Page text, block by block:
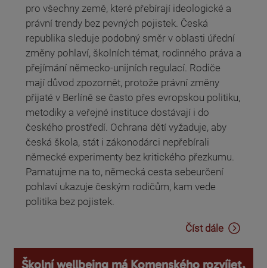
pro všechny země, které přebírají ideologické a
právní trendy bez pevných pojistek. Česká
republika sleduje podobný směr v oblasti úřední
změny pohlaví, školních témat, rodinného práva a
přejímání německo-unijních regulací. Rodiče
mají důvod zpozornět, protože právní změny
přijaté v Berlíně se často přes evropskou politiku,
metodiky a veřejné instituce dostávají i do
českého prostředí. Ochrana dětí vyžaduje, aby
česká škola, stát i zákonodárci nepřebírali
německé experimenty bez kritického přezkumu.
Pamatujme na to, německá cesta sebeurčení
pohlaví ukazuje českým rodičům, kam vede
politika bez pojistek.
Číst dále
Školní wellbeing má Komenského rozvíjet,